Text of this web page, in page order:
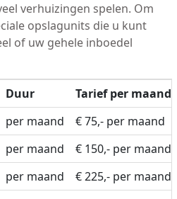
verhuizingen spelen. Om
opslagunits die u kunt
of uw gehele inboedel
Duur
Tarief per maand
per maand
€ 75,- per maand
per maand
€ 150,- per maand
per maand
€ 225,- per maand